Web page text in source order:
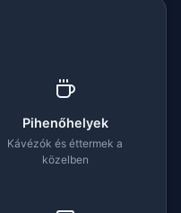
Pihenőhelyek
Kávézók és éttermek a
közelben